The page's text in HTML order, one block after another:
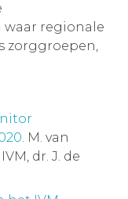
regionale
zorggroepen,
. M. van
dr. J. de